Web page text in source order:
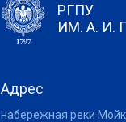
РГПУ
ИМ. А. И.
Адрес
набережная реки